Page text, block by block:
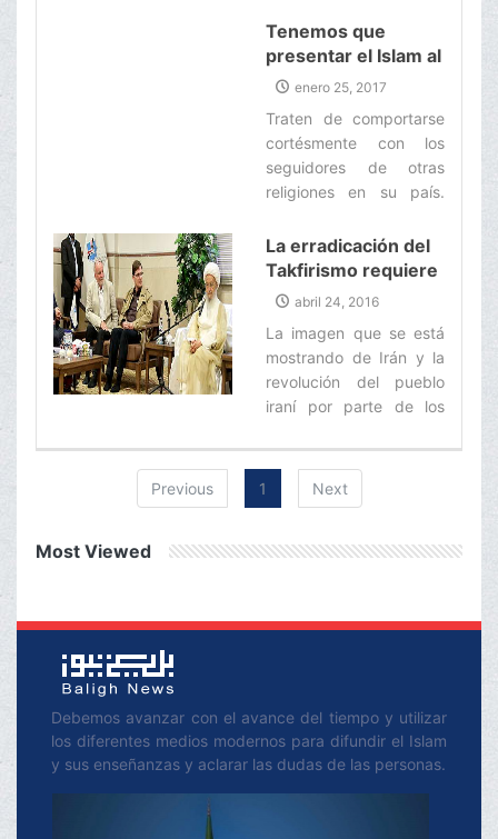
musulmanes.
cuando todos los
musulmanes, tanto
sunitas como shiítas, se
unieron contra su
enemigo; y finalmente
pudieron vencerlo.‌
Tenemos que
presentar el Islam al
mundo a través de
comportamiento
enero 25, 2017
Traten de comportarse
cortésmente con los
seguidores de otras
religiones en su país.
sagrados con el fin de
que ellos sepan qué tan
respetuosos en su
comportamiento son los
seguidores del Islam.‌
La erradicación del
Takfirismo requiere
de esfuerzos serios
del Mundo
Musulmán
abril 24, 2016
La imagen que se está
mostrando de Irán y la
revolución del pueblo
iraní por parte de los
comunicación
occidentales, está lejos
de la verdad.‌
Previous 1 Next
Most Viewed
Debemos avanzar con el avance del tiempo y utilizar
los diferentes medios modernos para difundir el Islam
y sus enseñanzas y aclarar las dudas de las personas.